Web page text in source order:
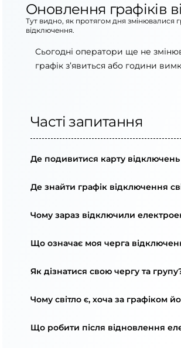
Оновлення графіків
Тут видно, як протягом дня змінювалися
відключення.
Сьогодні оператори ще не
графік з’явиться або години
Часті запитання
Де подивитися карту відключень
Де знайти графік відключення
Чому зараз відключили
Що означає моя черга
Як дізнатися свою чергу та
Чому світло є, хоча за графіком
Що робити після відновлення